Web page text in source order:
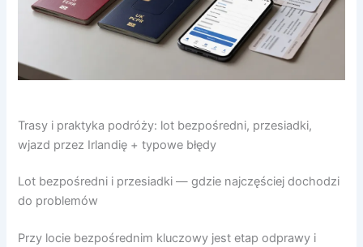
Trasy i praktyka podróży: lot bezpośredni, przesiadki,
wjazd przez Irlandię + typowe błędy
Lot bezpośredni i przesiadki — gdzie najczęściej dochodzi
do problemów
Przy locie bezpośrednim kluczowy jest etap odprawy i